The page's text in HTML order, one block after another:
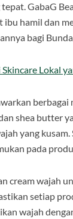
GabaG
ibu hamil dan
bagi
Lokal
shea butter
yang
pada
cream wajah
setiap
wajah